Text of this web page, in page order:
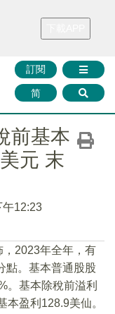
財華證券 媒體矩陣
訂閱
简
前基本
元 末
午12:23
，2023年全年，有
點。基本普通股股
。基本除稅前溢利
盈利128.9美仙。